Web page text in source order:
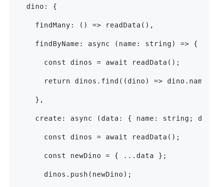
  dino: {
    findMany: () => readData(),
    findByName: async (name: string) => {
      const dinos = await readData();
return dinos.find((dino) => dino.name
    },
create: async (data: { name: string;
      const dinos = await readData();
      const newDino = { ...data };
      dinos.push(newDino);